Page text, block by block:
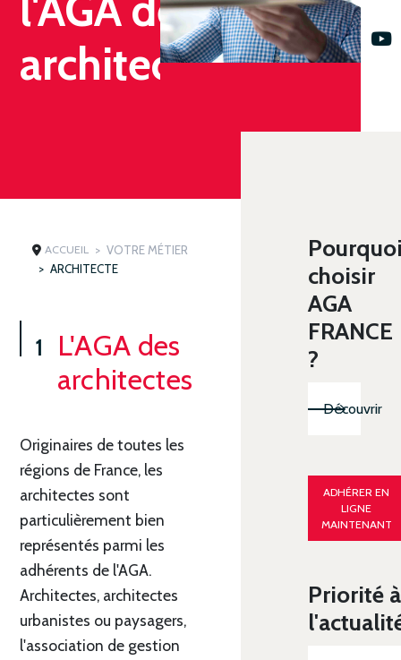
architectes
ACCUEIL
VOTRE MÉTIER
ARCHITECTE
L'AGA des
architectes
Originaires de toutes les
régions de France, les
architectes sont
particulièrement bien
représentés parmi les
adhérents de l'AGA.
Architectes, architectes
urbanistes ou paysagers,
l'association de gestion
choisir
AGA
FRANCE
?
Découvrir
ADHÉRER EN
LIGNE
MAINTENANT
Priorité à